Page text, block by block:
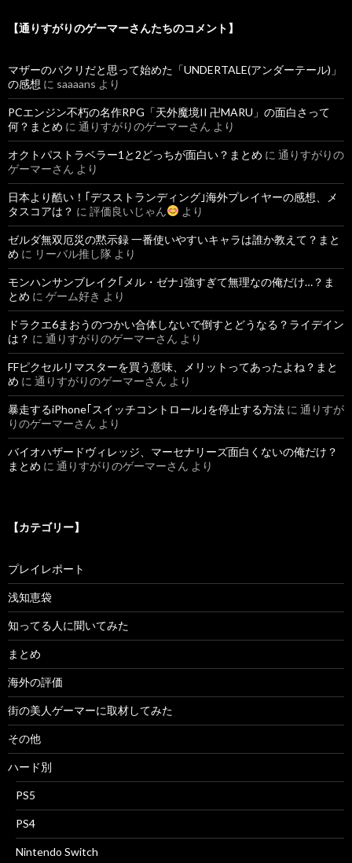
【通りすがりのゲーマーさんたちのコメント】
マザーのパクリだと思って始めた「UNDERTALE(アンダーテール)」
の感想 に saaaans より
PCエンジン不朽の名作RPG「天外魔境II 卍MARU」の面白さって
何？まとめ に 通りすがりのゲーマーさん より
オクトパストラベラー1と2どっちが面白い？まとめ に 通りすがりの
ゲーマーさん より
日本より酷い！｢デスストランディング｣海外プレイヤーの感想、メ
タスコアは？ に 評価良いじゃん より
ゼルダ無双厄災の黙示録 一番使いやすいキャラは誰か教えて？まと
め に リーバル推し隊 より
モンハンサンブレイク｢メル・ゼナ｣強すぎて無理なの俺だけ…？ま
とめ に ゲーム好き より
ドラクエ6まおうのつかい合体しないで倒すとどうなる？ライデイン
は？ に 通りすがりのゲーマーさん より
FFピクセルリマスターを買う意味、メリットってあったよね？まと
め に 通りすがりのゲーマーさん より
暴走するiPhone｢スイッチコントロール｣を停止する方法 に 通りすが
りのゲーマーさん より
バイオハザードヴィレッジ、マーセナリーズ面白くないの俺だけ？
まとめ に 通りすがりのゲーマーさん より
【カテゴリー】
プレイレポート
浅知恵袋
知ってる人に聞いてみた
まとめ
海外の評価
街の美人ゲーマーに取材してみた
その他
ハード別
PS5
PS4
Nintendo Switch